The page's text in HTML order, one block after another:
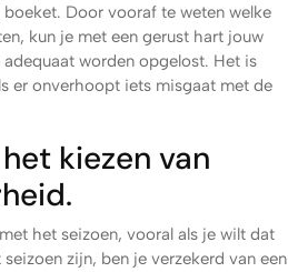
Door vooraf te weten welke
kun je met een gerust hart jouw
adequaat worden opgelost. Het is
er onverhoopt iets misgaat met de
kiezen van
het seizoen, vooral als je wilt dat
zijn, ben je verzekerd van een